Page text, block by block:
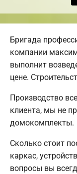
Бригада
компании
выполнит
цене.
Производство
клиента, мы не
домокомплекты.
Сколько стоит
каркас,
вопросы вы